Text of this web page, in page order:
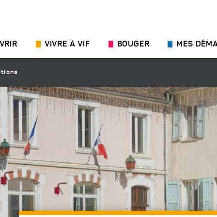
VIVRE À VIF BOUGER MES